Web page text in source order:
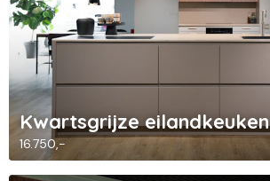
Kwartsgrijze eilandkeuken
16.750,-